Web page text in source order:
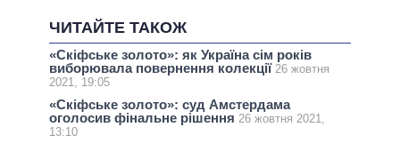
ЧИТАЙТЕ ТАКОЖ
«Скіфське золото»: як Україна сім років
виборювала повернення колекції 26 жовтня
2021, 19:05
«Скіфське золото»: суд Амстердама
оголосив фінальне рішення 26 жовтня 2021,
13:10